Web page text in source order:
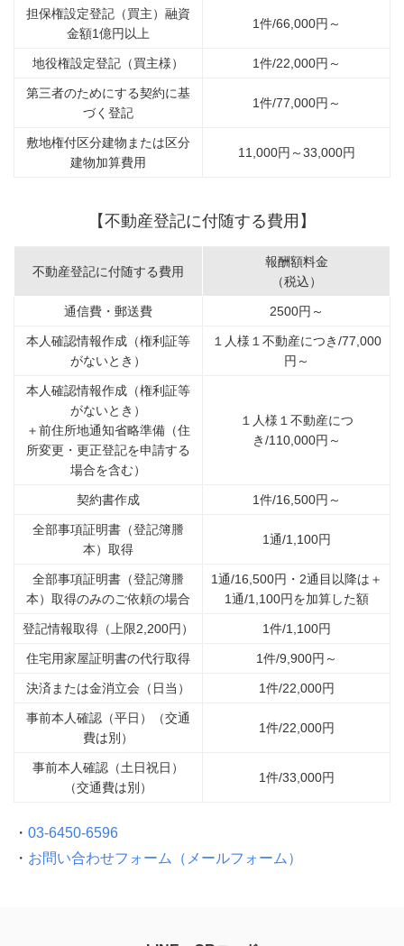
担保権設定登記（買主）融資
金額1億円以上
1件/66,000円～
地役権設定登記（買主様） 1件/22,000円～
第三者のためにする契約に基
づく登記
1件/77,000円～
敷地権付区分建物または区分
建物加算費用
11,000円～33,000円
【不動産登記に付随する費用】
不動産登記に付随する費用
報酬額料金
（税込）
通信費・郵送費 2500円～
本人確認情報作成（権利証等
がないとき）
１人様１不動産につき/77,000
円～
本人確認情報作成（権利証等
がないとき）
＋前住所地通知省略準備（住
所変更・更正登記を申請する
場合を含む）
１人様１不動産につ
き/110,000円～
契約書作成 1件/16,500円～
全部事項証明書（登記簿謄
本）取得
1通/1,100円
全部事項証明書（登記簿謄
本）取得のみのご依頼の場合
1通/16,500円・2通目以降は＋
1通/1,100円を加算した額
登記情報取得（上限2,200円） 1件/1,100円
住宅用家屋証明書の代行取得 1件/9,900円～
決済または金消立会（日当） 1件/22,000円
事前本人確認（平日）（交通
費は別）
1件/22,000円
事前本人確認（土日祝日）
（交通費は別）
1件/33,000円
・ 03-6450-6596
・ お問い合わせフォーム（メールフォーム）